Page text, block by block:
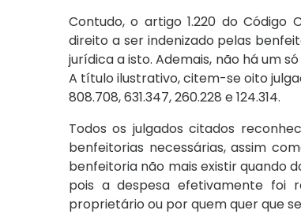
Contudo, o artigo 1.220 do
direito a ser indenizado pelas
jurídica a isto. Ademais, não há um
A título ilustrativo, citem-se oito
808.708, 631.347, 260.228 e 124.314.
Todos os julgados citados
benfeitorias necessárias, assim
benfeitoria não mais existir quando
pois a despesa efetivamente foi
proprietário ou por quem quer que